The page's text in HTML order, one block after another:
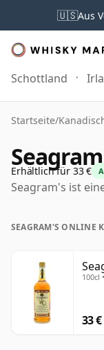
🇺🇸Aus
Schottland
Startseite/
Erhältlich für 33 €
Seagram's ist
SEAGRAM'S ONLINE
100cl
33 €